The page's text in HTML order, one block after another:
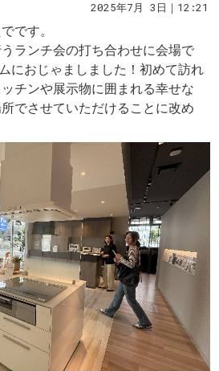
2025年7月 3日｜12:21
です。
ランチ会の打ち合わせに会場で
におじゃましました！初めて訪れ
チンや展示物に囲まれる幸せな
でさせていただけることに改め